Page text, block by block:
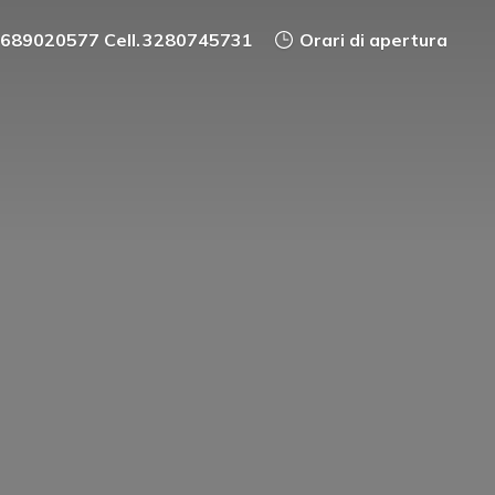
Cell. 3280745731 Orari di apertura